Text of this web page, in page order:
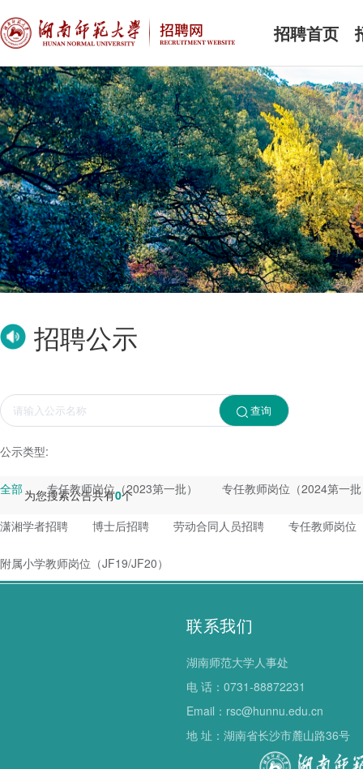
招聘首页
招聘公示
查询
公示类型:
全部 专任教师岗位（2023第一批） 专任教师岗位（2024第一
潇湘学者招聘 博士后招聘 劳动合同人员招聘 专任教师岗位
附属小学教师岗位（JF19/JF20）
为您搜索公告共有0个
联系我们
湖南师范大学人事处
电 话：0731-88872231
Email：rsc@hunnu.edu.cn
地 址：湖南省长沙市麓山路36号